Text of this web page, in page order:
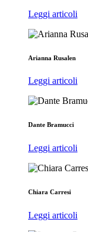
Leggi articoli
Arianna Rusalen
Leggi articoli
Dante Bramucci
Leggi articoli
Chiara Carresi
Leggi articoli